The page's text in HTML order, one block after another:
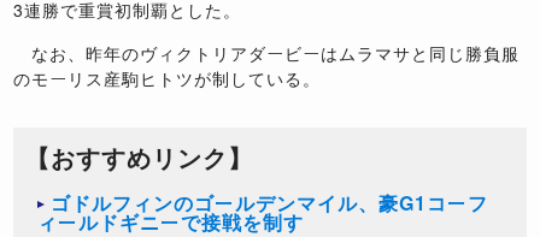
3連勝で重賞初制覇とした。
なお、昨年のヴィクトリアダービーはムラマサと同じ勝負服
のモーリス産駒ヒトツが制している。
【おすすめリンク】
ゴドルフィンのゴールデンマイル、豪G1コーフ
ィールドギニーで接戦を制す